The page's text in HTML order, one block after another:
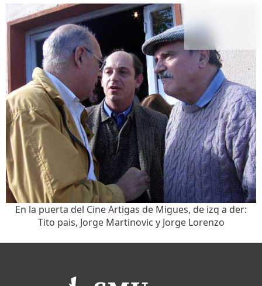
En la puerta del Cine Artigas de Migues, de izq a der:
Tito pais, Jorge Martinovic y Jorge Lorenzo